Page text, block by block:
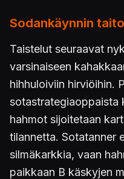
Sodankäynnin taito
Taistelut seuraavat
varsinaiseen
hihhuloiviin hirviöihin.
sotastrategiaoppaista
hahmot sijoitetaan
tilannetta. Sotatanner
silmäkarkkia, vaan
paikkaan B käskyjen